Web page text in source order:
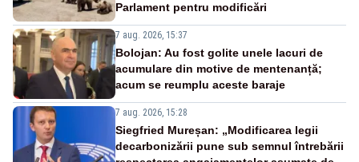
Parlament pentru modificări
7 aug. 2026, 15:37
Bolojan: Au fost golite unele lacuri de
acumulare din motive de mentenanță;
acum se reumplu aceste baraje
7 aug. 2026, 15:28
Siegfried Mureșan: „Modificarea legii
decarbonizării pune sub semnul întrebării